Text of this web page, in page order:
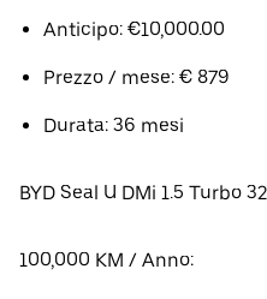
Anticipo: €10,000.00
Prezzo / mese: € 879
Durata: 36 mesi
BYD Seal U DMi 1.5 Turbo
100,000 KM / Anno: